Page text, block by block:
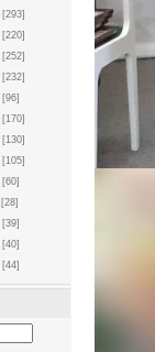
[293]
[220]
[252]
[232]
[96]
[170]
[130]
[105]
[60]
[28]
[39]
[40]
[44]